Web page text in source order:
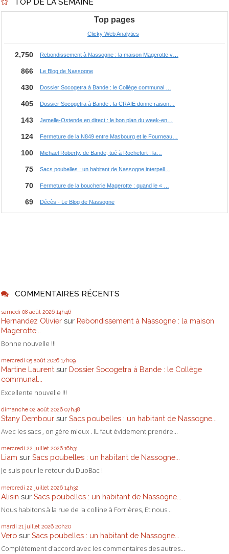
COMMENTAIRES RÉCENTS
samedi 08 août 2026 14h46
Hernandez Olivier sur Rebondissement à Nassogne : la maison
Magerotte...
Bonne nouvelle !!!
mercredi 05 août 2026 17h09
Martine Laurentsur Dossier Socogetra à Bande : le Collège
communal...
Excellente nouvelle !!!
dimanche 02 août 2026 07h48
Stany Dembour sur Sacs poubelles : un habitant de Nassogne...
Avec les sacs , on gère mieux . IL faut évidement prendre...
mercredi 22 juillet 2026 16h31
Liam sur Sacs poubelles : un habitant de Nassogne...
Je suis pour le retour du DuoBac !
mercredi 22 juillet 2026 14h32
Alisin sur Sacs poubelles : un habitant de Nassogne...
Nous habitons à la rue de la colline à Forrières, Et nous...
mardi 21 juillet 2026 20h20
Vero sur Sacs poubelles : un habitant de Nassogne...
Complètement d'accord avec les commentaires des autres...